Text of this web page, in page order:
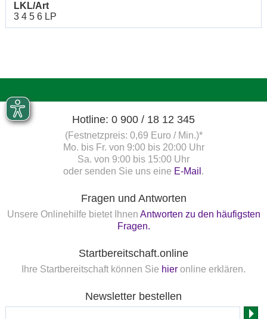
LKL/Art
3 4 5 6 LP
Hotline: 0 900 / 18 12 345
(Festnetzpreis: 0,69 Euro / Min.)*
Mo. bis Fr. von 9:00 bis 20:00 Uhr
Sa. von 9:00 bis 15:00 Uhr
oder senden Sie uns eine E-Mail .
Fragen und Antworten
Unsere Onlinehilfe bietet Ihnen Antworten zu den häufigsten
Fragen.
Startbereitschaft.online
Ihre Startbereitschaft können Sie hier online erklären.
Newsletter bestellen